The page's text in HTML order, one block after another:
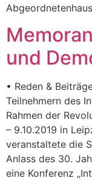
und
• Reden &
Teilnehmern des
Rahmen der
– 9.10.2019 in
veranstaltete die
Anlass des 30.
eine Konferenz